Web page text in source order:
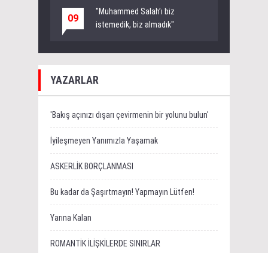
09
"Muhammed Salah’ı biz
istemedik, biz almadık"
YAZARLAR
'Bakış açınızı dışarı çevirmenin bir yolunu bulun'
İyileşmeyen Yanımızla Yaşamak
ASKERLİK BORÇLANMASI
Bu kadar da Şaşırtmayın! Yapmayın Lütfen!
Yarına Kalan
ROMANTİK İLİŞKİLERDE SINIRLAR